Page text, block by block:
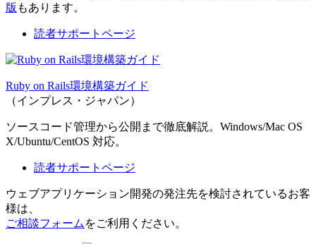
版 もあります。
読者サポートページ
Ruby on Rails環境構築ガイド
（インプレス・ジャパン）
ソースコード管理から公開まで徹底解説。Windows/Mac OS
X/Ubuntu/CentOS 対応。
読者サポートページ
ウェブアプリケーション開発の発注先を検討されているお客
様は、
ご相談フォーム をご利用ください。